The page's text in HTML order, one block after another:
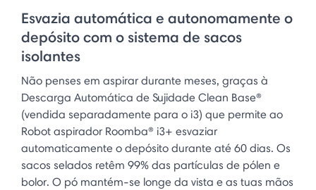
Esvazia automática e autonomamente o
depósito com o sistema de sacos
isolantes
Não penses em aspirar durante meses, graças à
Descarga Automática de Sujidade Clean Base®
(vendida separadamente para o i3) que permite ao
Robot aspirador Roomba® i3+ esvaziar
automaticamente o depósito durante até 60 dias. Os
sacos selados retêm 99% das partículas de pólen e
bolor. O pó mantém-se longe da vista e as tuas mãos